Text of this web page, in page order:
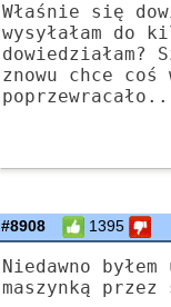
Właśnie się
wysyłałam
znowu chce
#8908 1395
Niedawno
maszynką przez